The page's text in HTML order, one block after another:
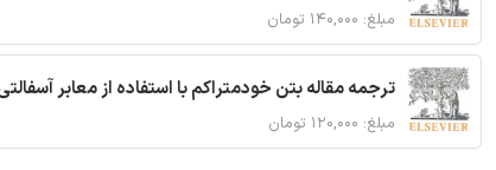
مبلغ: ۱۴۰,۰۰۰ تومان
ترجمه مقاله بتن خودمتراکم با استفاده از معابر
مبلغ: ۱۲۰,۰۰۰ تومان